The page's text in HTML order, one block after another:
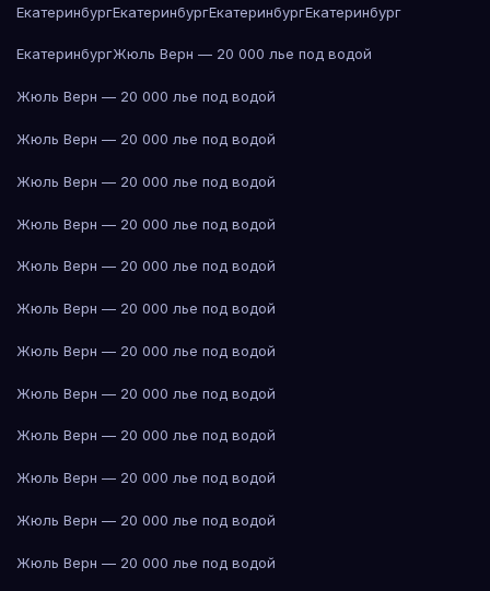
ЕкатеринбургЕкатеринбургЕкатеринбургЕкатеринбург
ЕкатеринбургЖюль Верн — 20 000 лье под водой
Жюль Верн — 20 000 лье под водой
Жюль Верн — 20 000 лье под водой
Жюль Верн — 20 000 лье под водой
Жюль Верн — 20 000 лье под водой
Жюль Верн — 20 000 лье под водой
Жюль Верн — 20 000 лье под водой
Жюль Верн — 20 000 лье под водой
Жюль Верн — 20 000 лье под водой
Жюль Верн — 20 000 лье под водой
Жюль Верн — 20 000 лье под водой
Жюль Верн — 20 000 лье под водой
Жюль Верн — 20 000 лье под водой